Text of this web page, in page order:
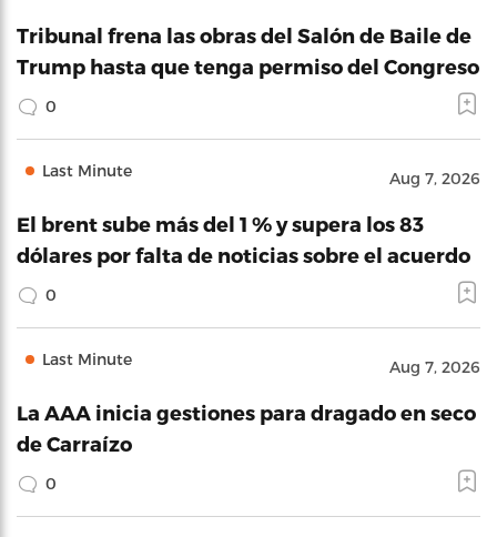
Tribunal frena las obras del Salón de Baile de
Trump hasta que tenga permiso del Congreso
0
Last Minute Aug 7, 2026
El brent sube más del 1 % y supera los 83
dólares por falta de noticias sobre el acuerdo
0
Last Minute Aug 7, 2026
La AAA inicia gestiones para dragado en seco
de Carraízo
0